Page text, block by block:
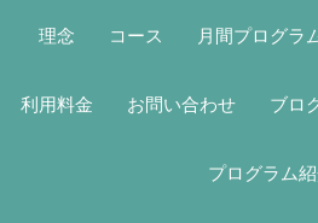
理念 コース 月間プログラ
利用料金 お問い合わせ ブロ
プログラム